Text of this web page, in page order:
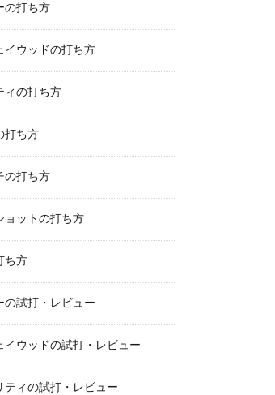
の打ち方
イウッドの打ち方
ィの打ち方
打ち方
の打ち方
ョットの打ち方
ち方
の試打・レビュー
イウッドの試打・レビュー
ティの試打・レビュー